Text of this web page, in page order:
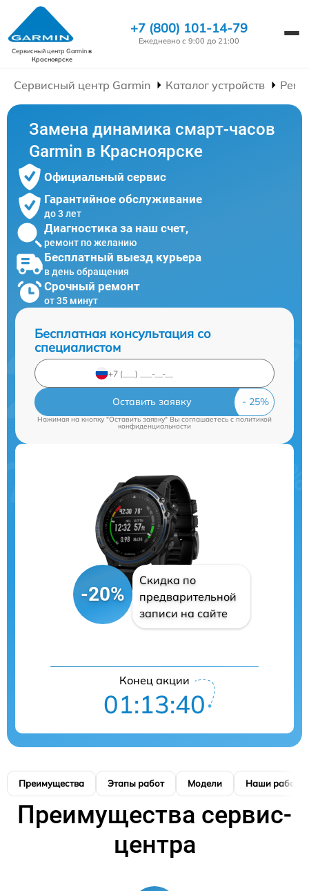
Сервисный центр Garminв
Красноярске
+7 (800) 101-14-79
Ежедневно с 9:00 до 21:00
Сервисный центр Garmin Каталог устройств
Замена динамика смарт-часов
Garmin в Красноярске
Официальный сервис
Гарантийное обслуживание
до 3 лет
Диагностика за наш счет,
ремонт по желанию
Бесплатный выезд курьера
в день обращения
Срочный ремонт
от 35 минут
Бесплатная консультация со
специалистом
Оставить заявку
Нажимая на кнопку "Оставить заявку" Вы соглашаетесь cполитикой
конфиденциальности
-20%
Скидка по
предварительной
записи на сайте
Конец акции
01:13:39
Преимущества Этапы работ Модели Наши работы
Преимущества сервис-
центра